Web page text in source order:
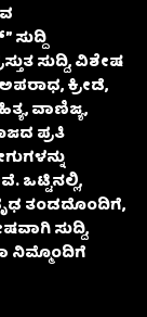
ಸುದ್ದಿ, ವಿಶೇಷ
ಕ್ರೀಡೆ,
ವಾಣಿಜ್ಯ,
ಪ್ರತಿ
ಒಟ್ಟಿನಲ್ಲಿ,
ತಂಡದೊಂದಿಗೆ,
ಸುದ್ದಿ,
ನಿಮ್ಮೊಂದಿಗೆ